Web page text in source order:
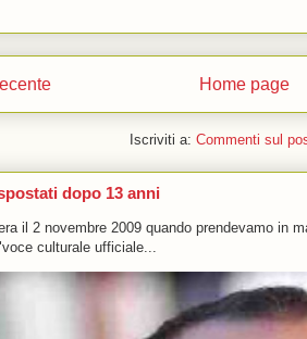
Home page
Iscriviti a: Commenti sul
dopo 13 anni
il 2 novembre 2009 quando prendevamo in
culturale ufficiale...